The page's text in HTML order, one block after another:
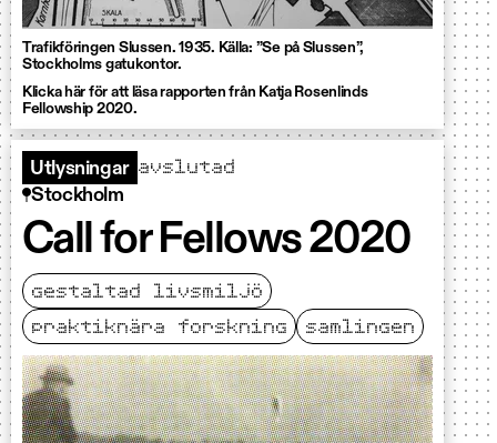
Trafikföringen Slussen. 1935. Källa: ”Se på Slussen”,
Stockholms gatukontor.
Klicka här för att läsa rapporten från Katja Rosenlinds
Fellowship 2020.
Utlysningar avslutad
Stockholm
Call for Fellows 2020
gestaltad livsmiljö
praktiknära forskning
samlingen